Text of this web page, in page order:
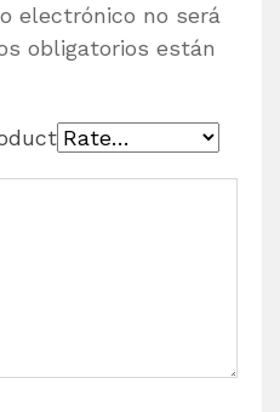
electrónico no será
obligatorios están